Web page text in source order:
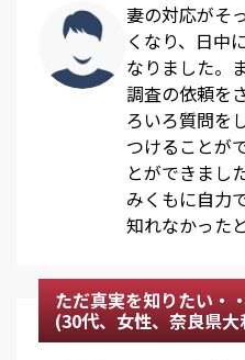
妻の対応がそ
くなり、日中
なりました。
調査の依頼を
ろいろ質問を
つけることが
とができまし
みくもに自力
知れなかった
ただ真実を知りたい・
(30代、女性、奈良県